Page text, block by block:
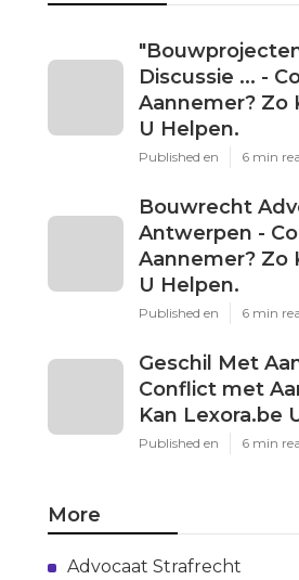
Discussie ... -
Aannemer? Zo
U Helpen.
Published en 6 min
Bouwrecht
Antwerpen -
Aannemer? Zo
U Helpen.
Published en 6 min
Geschil Met
Conflict met
Kan Lexora.be
Published en 6 min
More
Advocaat Strafrecht